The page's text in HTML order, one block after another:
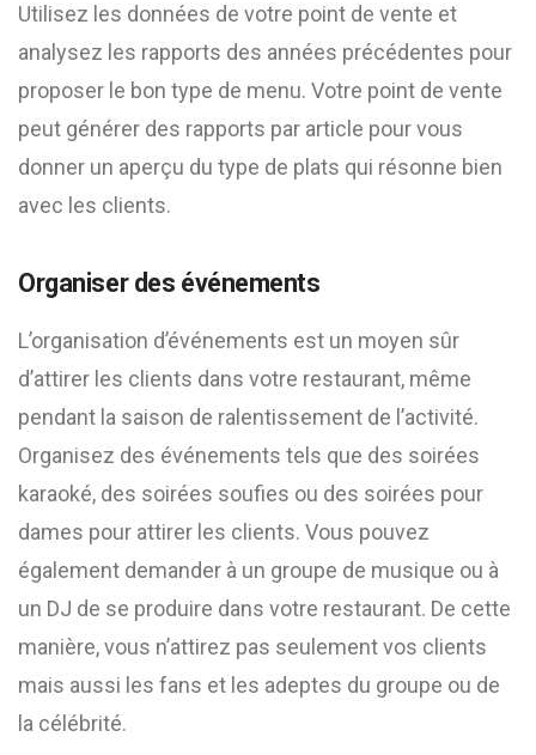
Utilisez les données de votre point de vente et
analysez les rapports des années précédentes pour
proposer le bon type de menu. Votre point de vente
peut générer des rapports par article pour vous
donner un aperçu du type de plats qui résonne bien
avec les clients.
Organiser des événements
L’organisation d’événements est un moyen sûr
d’attirer les clients dans votre restaurant, même
pendant la saison de ralentissement de l’activité.
Organisez des événements tels que des soirées
karaoké, des soirées soufies ou des soirées pour
dames pour attirer les clients. Vous pouvez
également demander à un groupe de musique ou à
un DJ de se produire dans votre restaurant. De cette
manière, vous n’attirez pas seulement vos clients
mais aussi les fans et les adeptes du groupe ou de
la célébrité.